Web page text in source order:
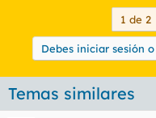
1 de 2
Debes iniciar sesión
Temas similares